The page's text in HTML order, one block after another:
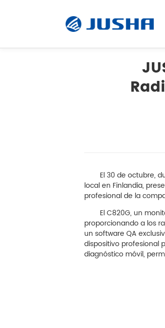
Control de infecciones
El 30 de octubre,
local en Finlandia,
profesional de la
El C820G, un
proporcionando a los
un software QA
dispositivo profesional
diagnóstico móvil,